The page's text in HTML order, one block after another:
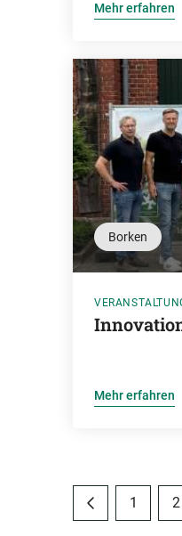
Mehr erfahren
Borken
Mehr erfahren
1 2